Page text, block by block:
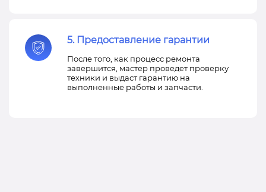
5. Предоставление гарантии
После того, как процесс ремонта
завершится, мастер проведет проверку
техники и выдаст гарантию на
выполненные работы и запчасти.